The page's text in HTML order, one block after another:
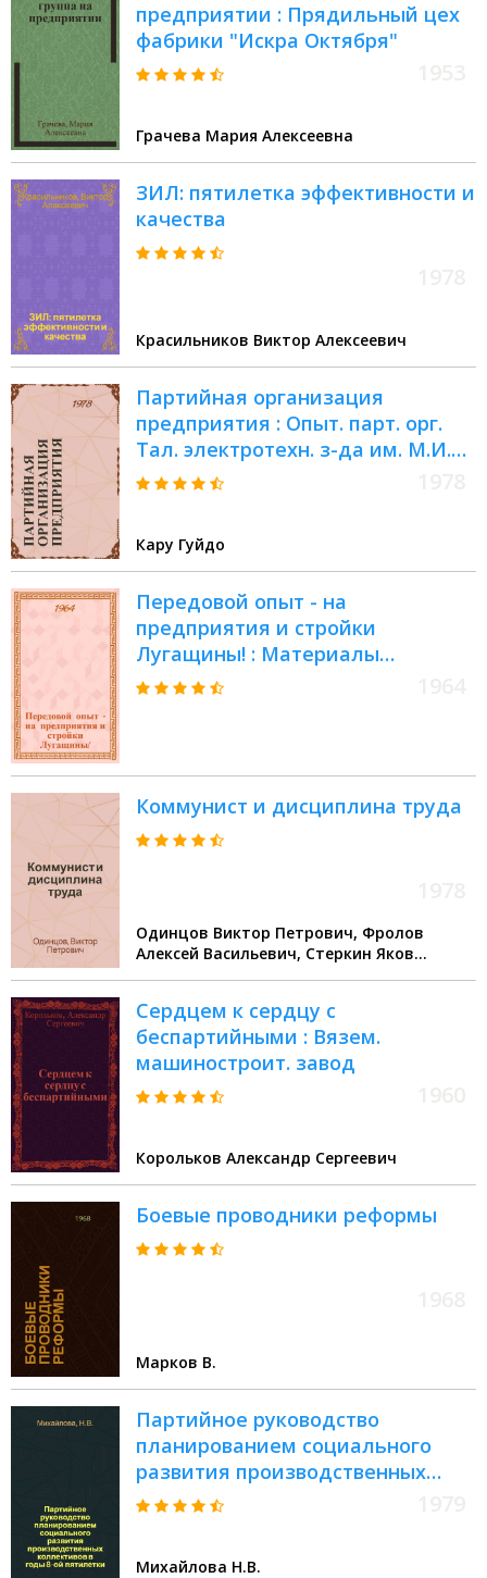
предприятии : Прядильный цех
фабрики "Искра Октября"
Грачева Мария Алексеевна
ЗИЛ: пятилетка эффективности и
качества
Красильников Виктор Алексеевич
Партийная организация
предприятия : Опыт. парт. орг.
Тал. электротехн. з-да им. М.И.
Калинина : Пер. с эст.
Кару Гуйдо
Передовой опыт - на
предприятия и стройки
Лугащины! : Материалы
Семинара парт.-хоз. актива
Коммунист и дисциплина труда
Одинцов Виктор Петрович, Фролов
Алексей Васильевич, Стеркин Яков
Сердцем к сердцу с
беспартийными : Вязем.
машиностроит. завод
Корольков Александр Сергеевич
Боевые проводники реформы
Марков В.
Партийное руководство
планированием социального
развития производственных
коллективов в годы 8-ой
Михайлова Н.В.